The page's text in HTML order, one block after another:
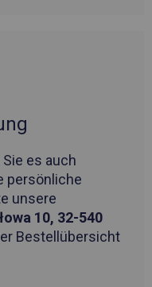
es auch
persönliche
unsere
10, 32-540
Bestellübersicht